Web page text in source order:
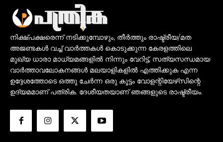
നിക്ഷ്പക്ഷരെന്ന് നടിക്കുമ്പോഴും, തീർത്തും രാഷ്ട്രീയ/മത
അജണ്ടകൾ വച്ച് വാർത്തകൾ കൊടുക്കുന്ന കേരളത്തിലെ
മുഖ്യ ധാരാ മാധ്യമങ്ങളിൽ നിന്നും വേറിട്ട്, സത്യസന്ധമായ
വാർത്താവലോകനങ്ങൾ മലയാളികളിൽ എത്തിക്കുക എന്ന
ഉദ്ദേശത്തോടെ ഒത്തു ചേർന്ന ഒരു കൂട്ടം വോളന്റിയേഴ്‌സിന്റെ
ഉദ്യമമാണ് പത്രിക. ദേശീയതയാണ് ഞങ്ങളുടെ രാഷ്ട്രീയം.